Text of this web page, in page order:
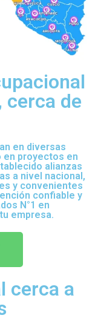
cerca de
en diversas
en proyectos en
alianzas
a nivel nacional,
y convenientes
confiable y
N°1 en
empresa.
cerca a